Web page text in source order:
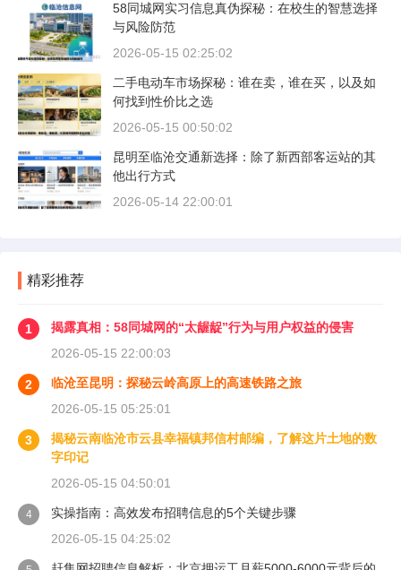
58同城网实习信息真伪探秘：在校生的智慧选择
与风险防范
2026-05-15 02:25:02
二手电动车市场探秘：谁在卖，谁在买，以及如
何找到性价比之选
2026-05-15 00:50:02
昆明至临沧交通新选择：除了新西部客运站的其
他出行方式
2026-05-14 22:00:01
精彩推荐
1
揭露真相：58同城网的“太龌龊”行为与用户权益的侵害
2026-05-15 22:00:03
2
临沧至昆明：探秘云岭高原上的高速铁路之旅
2026-05-15 05:25:01
3
揭秘云南临沧市云县幸福镇邦信村邮编，了解这片土地的数
字印记
2026-05-15 04:50:01
4
实操指南：高效发布招聘信息的5个关键步骤
2026-05-15 04:25:02